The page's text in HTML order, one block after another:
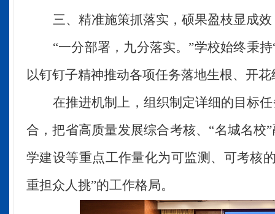
三、精准施策抓落实，硕果盈枝显成效
“一分部署，九分落实。”学校始终秉持
以钉钉子精神推动各项任务落地生根、 开花
在推进机制上， 组织制定详细的目标
合，把省高质量发展综合考核、 “名城名校
学建设等重点工作量化为可监测、可考核
重担众人挑”的工作格局。